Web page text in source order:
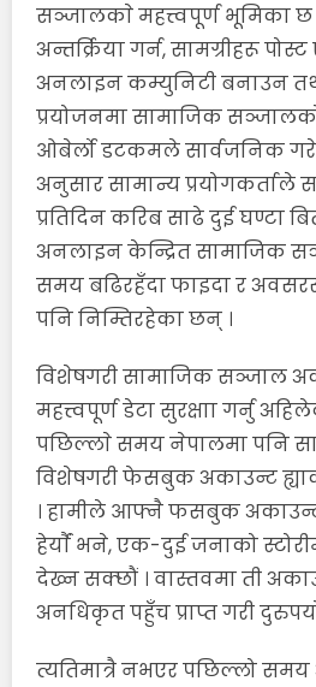
सञ्जालकाे महत्त्वपूर्ण भूमिका छ
अन्तर्क्रिया गर्न, सामग्रीहरू
अनलाइन कम्युनिटी बनाउन
प्रयोजनमा सामाजिक
ओबेर्लो डटकमले सार्वजनिक
अनुसार सामान्य प्रयोगकर्ताले
प्रतिदिन करिब साढे दुई घण्टा
अनलाइन केन्द्रित सामाजिक
समय बढिरहँदा फाइदा र
पनि निम्तिरहेका छन् ।
विशेषगरी सामाजिक सञ्जाल
महत्त्वपूर्ण डेटा सुरक्षाा गर्नु
पछिल्लाे समय नेपालमा पनि
विशेषगरी फेसबुक अकाउन्ट
। हामीले आफ्नै फसबुक
हेर्याैं भने, एक-दुई जनाको
देख्न सक्छौं । वास्तवमा ती
अनधिकृत पहुँच प्राप्त गरी
त्यतिमात्रै नभएर पछिल्लो